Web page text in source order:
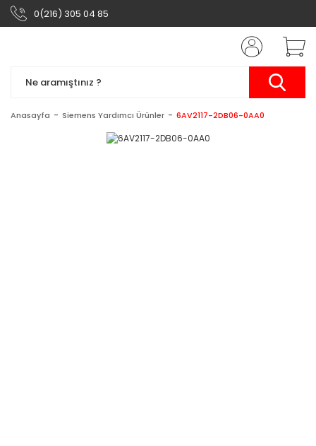
0(216) 305 04 85
Anasayfa Siemens Yardımcı Ürünler 6AV2117-2DB06-0AA0